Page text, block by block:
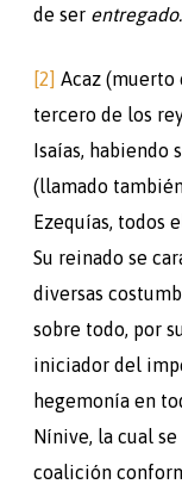
de ser entregado.
[2] Acaz (muerto
tercero de los
Isaías, habiendo
(llamado
Ezequías, todos
Su reinado se
diversas
sobre todo, por
iniciador del
hegemonía en
Nínive, la cual se
coalición